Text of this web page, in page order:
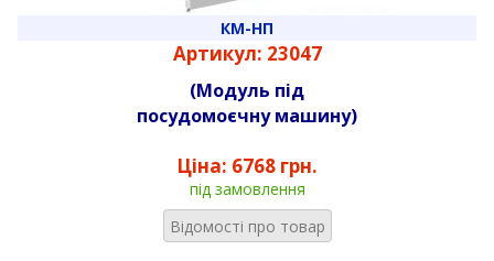
КМ-НП
Артикул: 23047
(Модуль під
посудомоєчну машину)
Ціна: 6768 грн.
під замовлення
Відомості про товар